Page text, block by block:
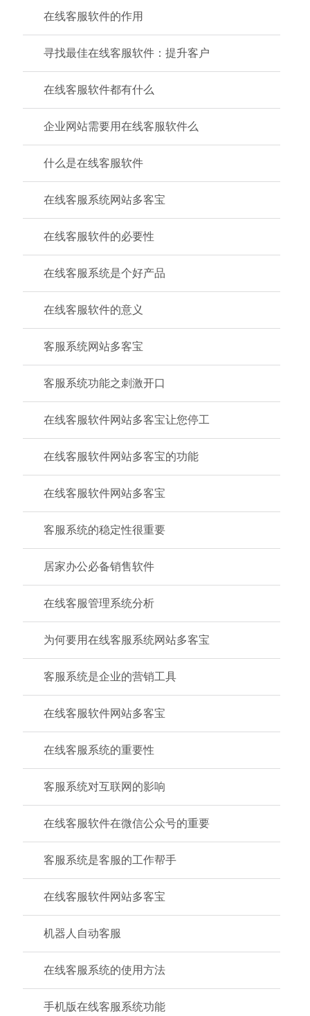
在线客服软件的作用
寻找最佳在线客服软件：提升客户
在线客服软件都有什么
企业网站需要用在线客服软件么
什么是在线客服软件
在线客服系统网站多客宝
在线客服软件的必要性
在线客服系统是个好产品
在线客服软件的意义
客服系统网站多客宝
客服系统功能之刺激开口
在线客服软件网站多客宝让您停工
在线客服软件网站多客宝的功能
在线客服软件网站多客宝
客服系统的稳定性很重要
居家办公必备销售软件
在线客服管理系统分析
为何要用在线客服系统网站多客宝
客服系统是企业的营销工具
在线客服软件网站多客宝
在线客服系统的重要性
客服系统对互联网的影响
在线客服软件在微信公众号的重要
客服系统是客服的工作帮手
在线客服软件网站多客宝
机器人自动客服
在线客服系统的使用方法
手机版在线客服系统功能